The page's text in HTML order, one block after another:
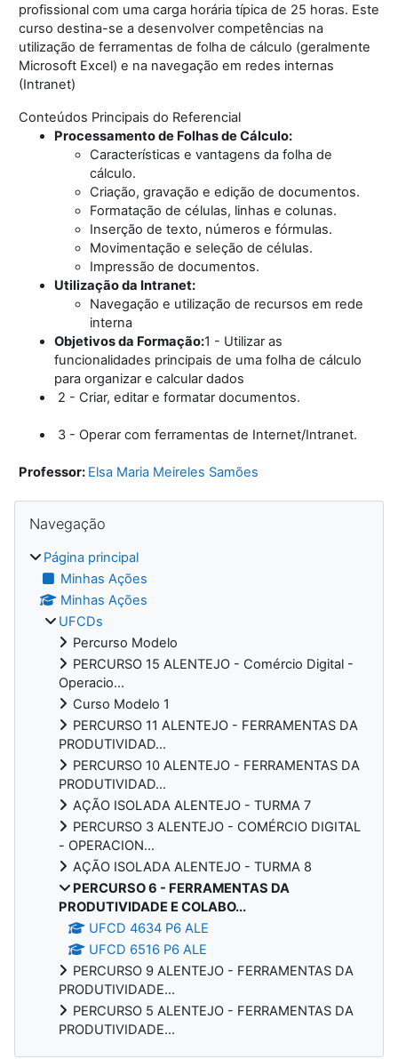
profissional com uma carga horária típica de 25 horas. Este
curso destina-se a desenvolver competências na
utilização de ferramentas de folha de cálculo (geralmente
Microsoft Excel) e na navegação em redes internas
(Intranet)
Conteúdos Principais do Referencial
Processamento de Folhas de Cálculo:
Características e vantagens da folha de
cálculo.
Criação, gravação e edição de documentos.
Formatação de células, linhas e colunas.
Inserção de texto, números e fórmulas.
Movimentação e seleção de células.
Impressão de documentos.
Utilização da Intranet:
Navegação e utilização de recursos em rede
interna
Objetivos da Formação:1 - Utilizar as
funcionalidades principais de uma folha de cálculo
para organizar e calcular dados
2 - Criar, editar e formatar documentos.
3 - Operar com ferramentas de Internet/Intranet.
Professor: Elsa Maria Meireles Samões
Blocos
Navegação
Página principal
Minhas Ações
Minhas Ações
UFCDs
Percurso Modelo
PERCURSO 15 ALENTEJO - Comércio Digital -
Operacio...
Curso Modelo 1
PERCURSO 11 ALENTEJO - FERRAMENTAS DA
PRODUTIVIDAD...
PERCURSO 10 ALENTEJO - FERRAMENTAS DA
PRODUTIVIDAD...
AÇÃO ISOLADA ALENTEJO - TURMA 7
PERCURSO 3 ALENTEJO - COMÉRCIO DIGITAL
- OPERACION...
AÇÃO ISOLADA ALENTEJO - TURMA 8
PERCURSO 6 - FERRAMENTAS DA
PRODUTIVIDADE E COLABO...
UFCD 4634 P6 ALE
UFCD 6516 P6 ALE
PERCURSO 9 ALENTEJO - FERRAMENTAS DA
PRODUTIVIDADE...
PERCURSO 5 ALENTEJO - FERRAMENTAS DA
PRODUTIVIDADE...